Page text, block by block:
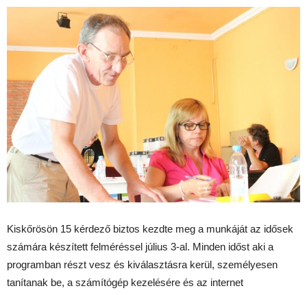
Kiskőrösön 15 kérdező biztos kezdte meg a munkáját az idősek
számára készített felméréssel július 3-al. Minden időst aki a
programban részt vesz és kiválasztásra kerül, személyesen
tanítanak be, a számítógép kezelésére és az internet